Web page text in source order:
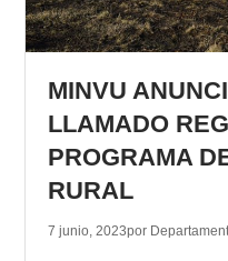
MINVU
LLAMADO
PROGRAMA
RURAL
7 junio, 2023por